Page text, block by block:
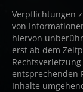
Verpflichtungen
von
hiervon
erst ab dem
entsprechenden
Inhalte